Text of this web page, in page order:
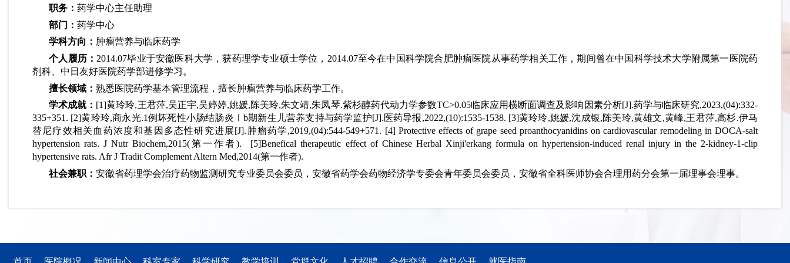
职务：药学中心主任助理
部门：药学中心
学科方向： 肿瘤营养与临床药学
个人履历： 2014.07毕业于安徽医科大学，获药理学专业硕士学位，2014.07至今在中国科学院合肥肿瘤医院从事药学相关工作，期间曾在中国科学技术大学附属第一医院药
剂科、中日友好医院药学部进修学习。
擅长领域：熟悉医院药学基本管理流程，擅长肿瘤营养与临床药学工作。
学术成就： [1]黄玲玲,王君萍,吴正宇,吴婷婷,姚媛,陈美玲,朱文靖,朱凤琴.紫杉醇药代动力学参数TC>0.05临床应用横断面调查及影响因素分析[J].药学与临床研究,2023,(04):332-
335+351. [2]黄玲玲,商永光.1例坏死性小肠结肠炎Ⅰb期新生儿营养支持与药学监护[J].医药导报,2022,(10):1535-1538. [3]黄玲玲,姚媛,沈成银,陈美玲,黄雄文,黄峰,王君萍,高杉.伊马
替尼疗效相关血药浓度和基因多态性研究进展[J].肿瘤药学,2019,(04):544-549+571. [4] Protective effects of grape seed proanthocyanidins on cardiovascular remodeling in DOCA-salt
hypertension rats. J Nutr Biochem,2015(第一作者). [5]Benefical therapeutic effect of Chinese Herbal Xinji'erkang formula on hypertension-induced renal injury in the 2-kidney-1-clip
hypertensive rats. Afr J Tradit Complement Altern Med,2014(第一作者).
社会兼职：安徽省药理学会治疗药物监测研究专业委员会委员，安徽省药学会药物经济学专委会青年委员会委员，安徽省全科医师协会合理用药分会第一届理事会理事。